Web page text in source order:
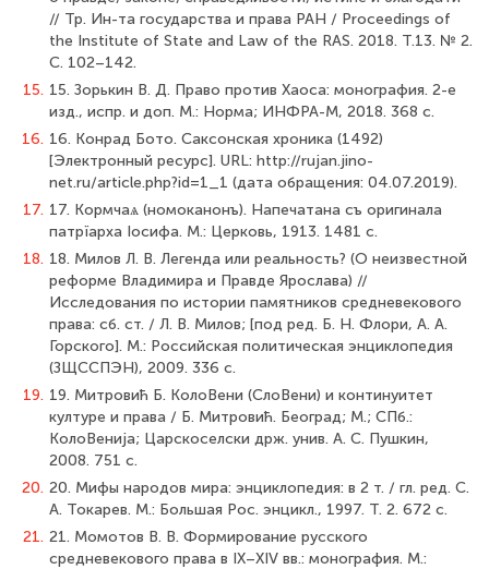
// Тр. Ин-та государства и права РАН / Proceedings of
the Institute of State and Law of the RAS. 2018. Т.13. № 2.
С. 102–142.
15. 15. Зорькин В. Д. Право против Хаоса: монография. 2-е
изд., испр. и доп. М.: Норма; ИНФРА-М, 2018. 368 с.
16. 16. Конрад Бото. Саксонская хроника (1492)
[Электронный ресурс]. URL: http://rujan.jino-
net.ru/article.php?id=1_1 (дата обращения: 04.07.2019).
17. 17. Кормчаѧ (номоканонъ). Напечатана съ оригинала
патрїарха Іосифа. М.: Церковь, 1913. 1481 с.
18. 18. Милов Л. В. Легенда или реальность? (О неизвестной
реформе Владимира и Правде Ярослава) //
Исследования по истории памятников средневекового
права: cб. ст. / Л. В. Милов; [под ред. Б. Н. Флори, А. А.
Горского]. М.: Российская политическая энциклопедия
(ЗЩССПЭН), 2009. 336 с.
19. 19. Митровић Б. КолоВени (СлоВени) и континуитет
културе и права / Б. Митровић. Београд; М.; СПб.:
КолоВениjа; Царскоселски држ. унив. А. С. Пушкин,
2008. 751 с.
20. 20. Мифы народов мира: энциклопедия: в 2 т. / гл. ред. С.
А. Токарев. М.: Большая Рос. энцикл., 1997. Т. 2. 672 с.
21. 21. Момотов В. В. Формирование русского
средневекового права в IX–XIV вв.: монография. М.: